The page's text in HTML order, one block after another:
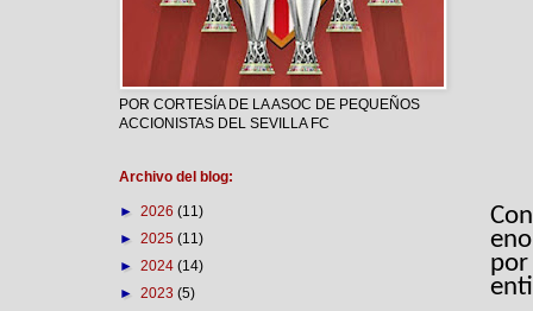
por
POR CORTESÍA DE LA ASOC DE PEQUEÑOS
ACCIONISTAS DEL SEVILLA FC
Archivo del blog:
► 2026 (11)
► 2025 (11)
► 2024 (14)
► 2023 (5)